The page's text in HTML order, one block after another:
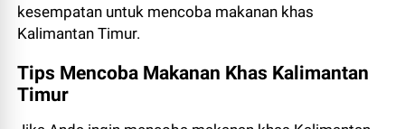
kesempatan untuk mencoba makanan khas
Kalimantan Timur.
Tips Mencoba Makanan Khas Kalimantan
Timur